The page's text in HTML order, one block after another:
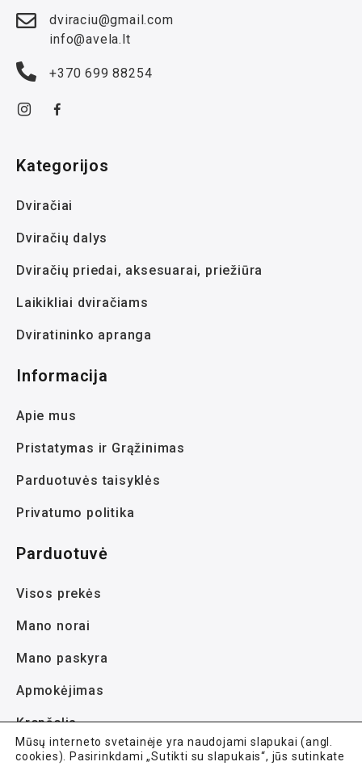
dviraciu@gmail.com
info@avela.lt
+370 699 88254
Kategorijos
Dviračiai
Dviračių dalys
Dviračių priedai, aksesuarai, priežiūra
Laikikliai dviračiams
Dviratininko apranga
Informacija
Apie mus
Pristatymas ir Grąžinimas
Parduotuvės taisyklės
Privatumo politika
Parduotuvė
Visos prekės
Mano norai
Mano paskyra
Apmokėjimas
Krepšelis
Mūsų interneto svetainėje yra naudojami slapukai (angl.
cookies). Pasirinkdami „Sutikti su slapukais“, jūs sutinkate